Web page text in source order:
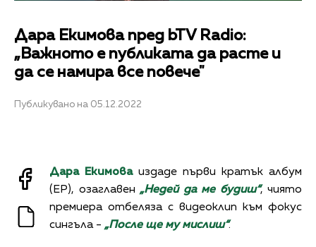
Дара Екимова пред bTV Radio:
„Важното е публиката да расте и
да се намира все повече"
Публикувано на 05.12.2022
Дара Екимоваиздаде първи кратък албум
(EP), озаглавен „Недей да ме будиш“, чиято
премиера отбеляза с видеоклип към фокус
сингъла - „После ще му мислиш“.